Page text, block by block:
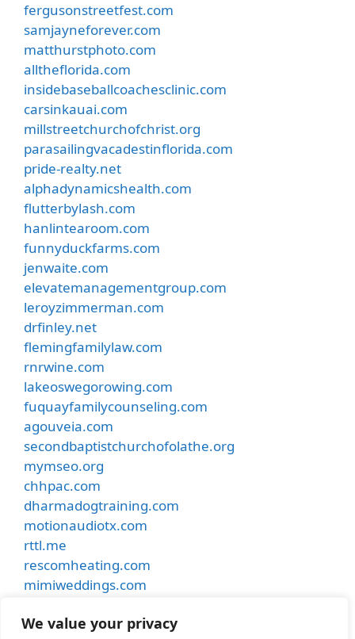
We value your privacy
fergusonstreetfest.com
samjayneforever.com
matthurstphoto.com
alltheflorida.com
insidebaseballcoachesclinic.com
carsinkauai.com
millstreetchurchofchrist.org
parasailingvacadestinflorida.com
pride-realty.net
alphadynamicshealth.com
flutterbylash.com
hanlintearoom.com
funnyduckfarms.com
jenwaite.com
elevatemanagementgroup.com
leroyzimmerman.com
drfinley.net
flemingfamilylaw.com
rnrwine.com
lakeoswegorowing.com
fuquayfamilycounseling.com
agouveia.com
secondbaptistchurchofolathe.org
mymseo.org
chhpac.com
dharmadogtraining.com
motionaudiotx.com
rttl.me
rescomheating.com
mimiweddings.com
smithdentalcare.net